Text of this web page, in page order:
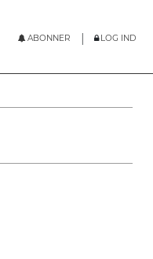
ABONNER | LOG IND